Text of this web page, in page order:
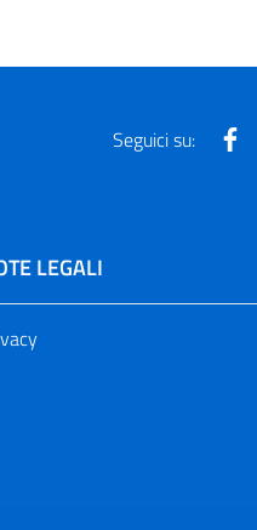
Seguici su:
LEGALI